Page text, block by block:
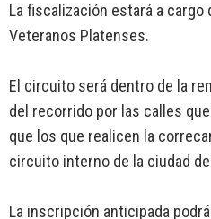
La fiscalización estará a
Veteranos Platenses.
El circuito será dentro de la
del recorrido por las calles
que los que realicen la
circuito interno de la ciudad
La inscripción anticipada